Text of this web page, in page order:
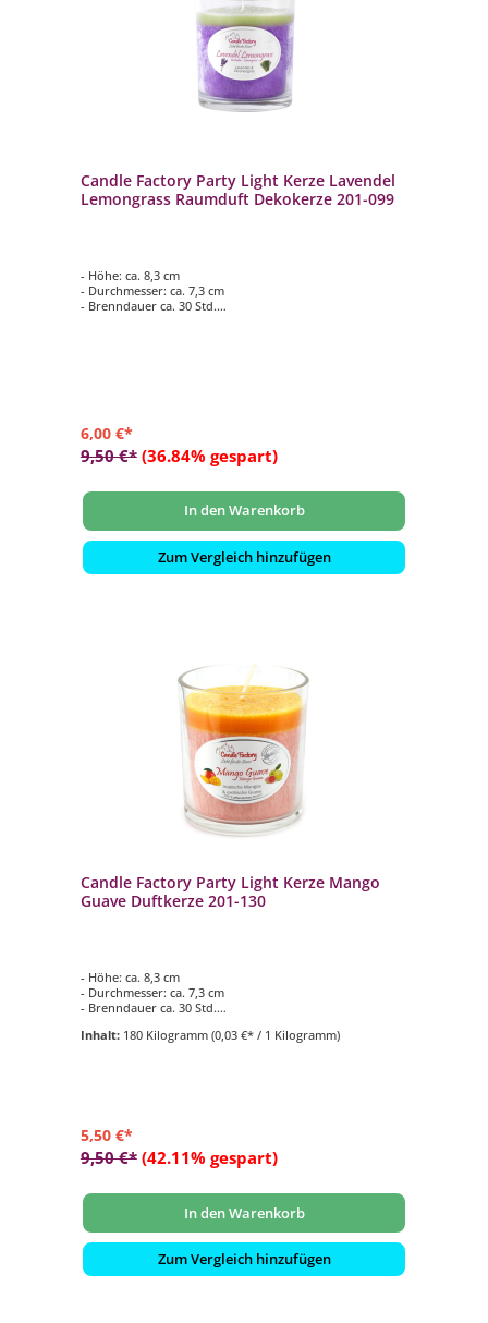
Candle Factory Party Light Kerze Lavendel
Lemongrass Raumduft Dekokerze 201-099
- Höhe: ca. 8,3 cm
- Durchmesser: ca. 7,3 cm
- Brenndauer ca. 30 Std.
6,00 €*
9,50 €* (36.84% gespart)
In den Warenkorb
Zum Vergleich hinzufügen
Candle Factory Party Light Kerze Mango
Guave Duftkerze 201-130
- Höhe: ca. 8,3 cm
- Durchmesser: ca. 7,3 cm
- Brenndauer ca. 30 Std.
Guave
Inhalt: 180 Kilogramm (0,03 €* / 1 Kilogramm)
5,50 €*
9,50 €* (42.11% gespart)
In den Warenkorb
Zum Vergleich hinzufügen